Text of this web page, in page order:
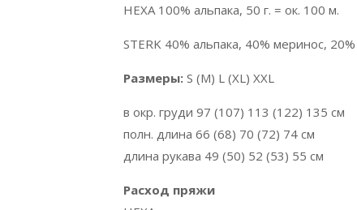
НЕХА 100% альпака, 50 г. = ок. 100 м.
STERK 40% альпака, 40% меринос,
Размеры: S (M) L (XL) XXL
в окр. груди 97 (107) 113 (122) 135 см
полн. длина 66 (68) 70 (72) 74 см
длина рукава 49 (50) 52 (53) 55 см
Расход пряжи